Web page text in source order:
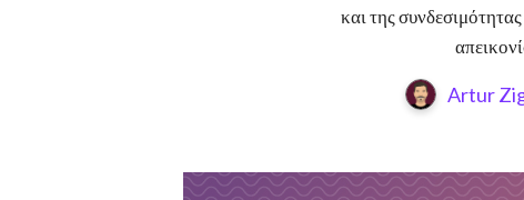
και της
Artur